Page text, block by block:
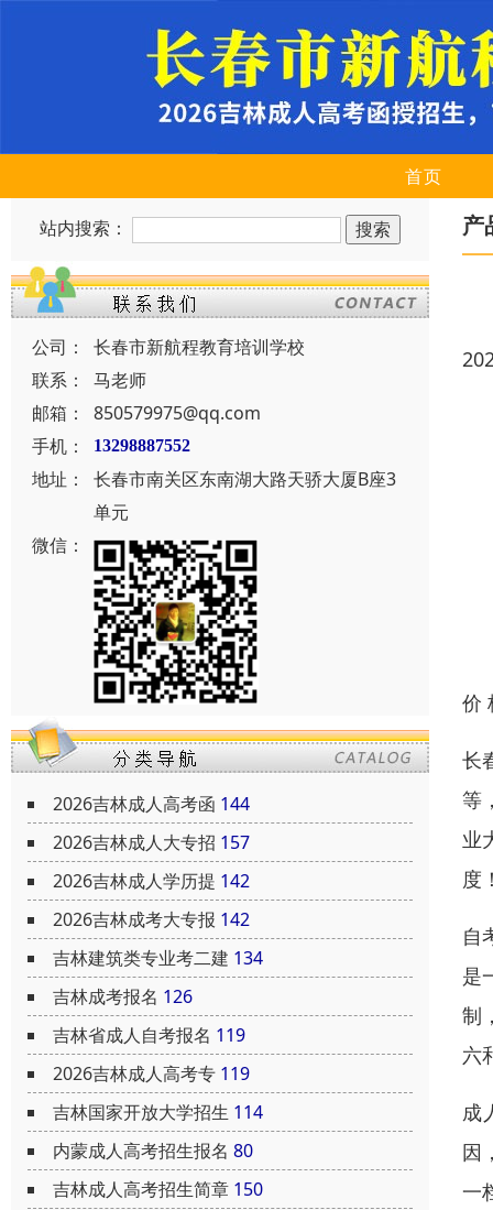
首页
站内搜索：
公司：
长春市新航程教育培训学校
联系：
马老师
邮箱：
850579975@qq.com
手机：
13298887552
地址：
长春市南关区东南湖大路天骄大厦B座3
单元
微信：
2026吉林成人高考函 144
2026吉林成人大专招 157
2026吉林成人学历提 142
2026吉林成考大专报 142
吉林建筑类专业考二建 134
吉林成考报名 126
吉林省成人自考报名 119
2026吉林成人高考专 119
吉林国家开放大学招生 114
内蒙成人高考招生报名 80
吉林成人高考招生简章 150
产
价
长
等
业
度
自
是
制
六
成
因
一